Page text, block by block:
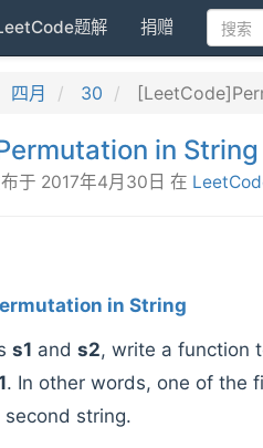
题解 捐赠
四月 30
in String
于 2017年4月30日 在
in String
s1 and s2, write a function
. In other words, one of the
second string.